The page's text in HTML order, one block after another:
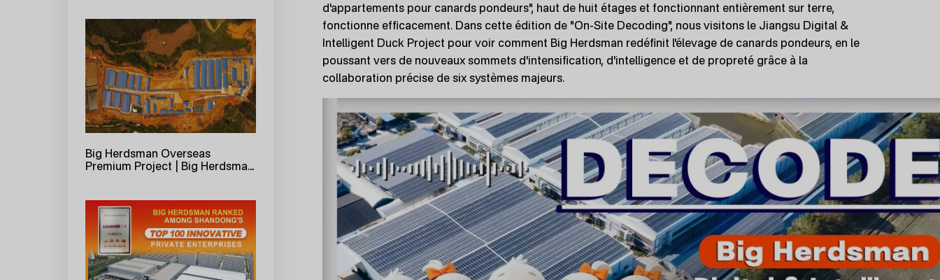
et application d'un ensemble
complet d'équipements pour
l'alimentation précise en
aquaculture" dans la province
de Zhejiang progresse sans
heurts.
Big Herdsman Overseas
Premium Project | Big Herdsman
pour un élevage de 1200 truies
au Vietnam !
d'appartements pour canards pondeurs", haut de huit étages et fonctionnant entièrement sur terre,
fonctionne efficacement. Dans cette édition de "On-Site Decoding", nous visitons le Jiangsu Digital &
Intelligent Duck Project pour voir comment Big Herdsman redéfinit l'élevage de canards pondeurs, en le
poussant vers de nouveaux sommets d'intensification, d'intelligence et de propreté grâce à la
collaboration précise de six systèmes majeurs.